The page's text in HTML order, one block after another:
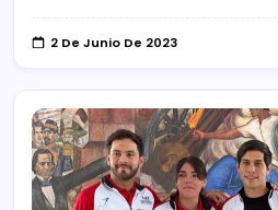
2 De Junio De 2023